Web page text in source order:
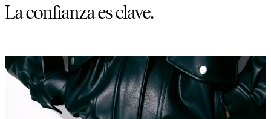
La confianza es clave.